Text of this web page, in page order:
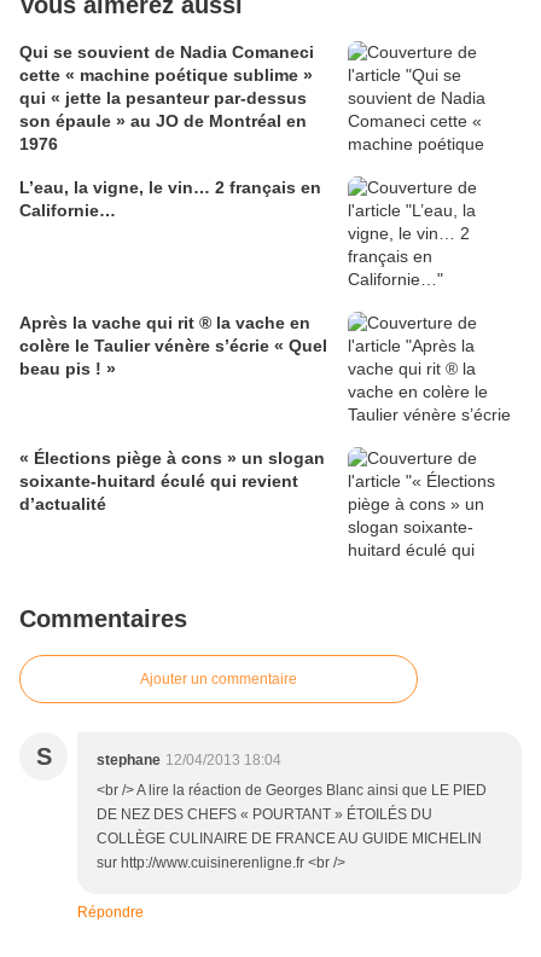
Qui se souvient de Nadia Comaneci
cette « machine poétique sublime »
qui « jette la pesanteur par-dessus
son épaule » au JO de Montréal en
1976
L’eau, la vigne, le vin… 2 français en
Californie…
Après la vache qui rit ® la vache en
colère le Taulier vénère s’écrie « Quel
beau pis ! »
« Élections piège à cons » un slogan
soixante-huitard éculé qui revient
d’actualité
Commentaires
Ajouter un commentaire
S stephane 12/04/2013 18:04
<br /> A lire la réaction de Georges Blanc ainsi que LE PIED
DE NEZ DES CHEFS « POURTANT » ÉTOILÉS DU
COLLÈGE CULINAIRE DE FRANCE AU GUIDE MICHELIN
sur http://www.cuisinerenligne.fr <br />
Répondre